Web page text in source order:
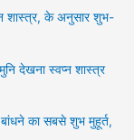
शास्त्र, के अनुसार शुभ-
देखना स्वप्न शास्त्र
का सबसे शुभ मुहूर्त,